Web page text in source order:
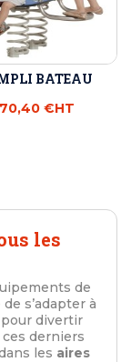
BATEAU
€HT
les
de
s’adapter à
divertir
derniers
les aires